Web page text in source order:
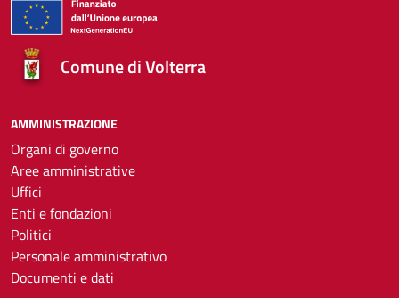
Comune di Volterra
AMMINISTRAZIONE
Organi di governo
Aree amministrative
Uffici
Enti e fondazioni
Politici
Personale amministrativo
Documenti e dati